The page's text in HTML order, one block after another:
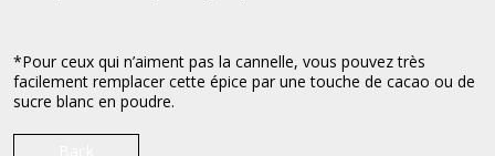
*Pour ceux qui n’aiment pas la cannelle, vous pouvez très
facilement remplacer cette épice par une touche de cacao ou de
sucre blanc en poudre.